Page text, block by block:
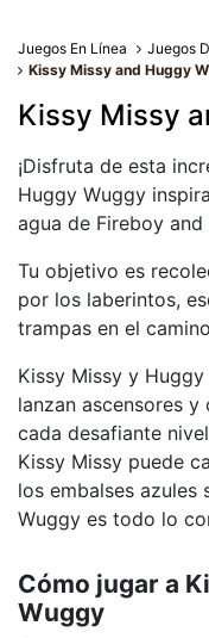
Juegos En Línea
Juegos
Kissy Missy and Huggy
Kissy Missy
¡Disfruta de esta
Huggy Wuggy
agua de Fireboy and
Tu objetivo es
por los laberintos,
trampas en el
Kissy Missy y
lanzan ascensores
cada desafiante
Kissy Missy puede
los embalses azules
Wuggy es todo lo
Cómo jugar a
Wuggy